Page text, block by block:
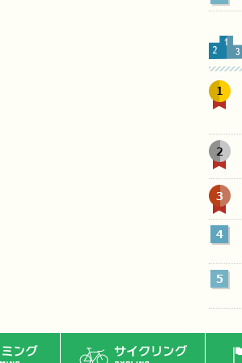
1
2
3
4
5
グ サイクリング